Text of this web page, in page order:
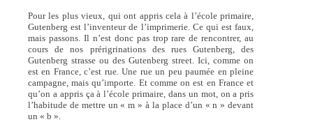
Pour les plus vieux, qui ont appris cela à l’école primaire,
Gutenberg est l’inventeur de l’imprimerie. Ce qui est faux,
mais passons. Il n’est donc pas trop rare de rencontrer, au
cours de nos prérigrinations des rues Gutenberg, des
Gutenberg strasse ou des Gutenberg street. Ici, comme on
est en France, c’est rue. Une rue un peu paumée en pleine
campagne, mais qu’importe. Et comme on est en France et
qu’on a appris ça à l’école primaire, dans un mot, on a pris
l’habitude de mettre un « m » à la place d’un « n » devant
un « b ».